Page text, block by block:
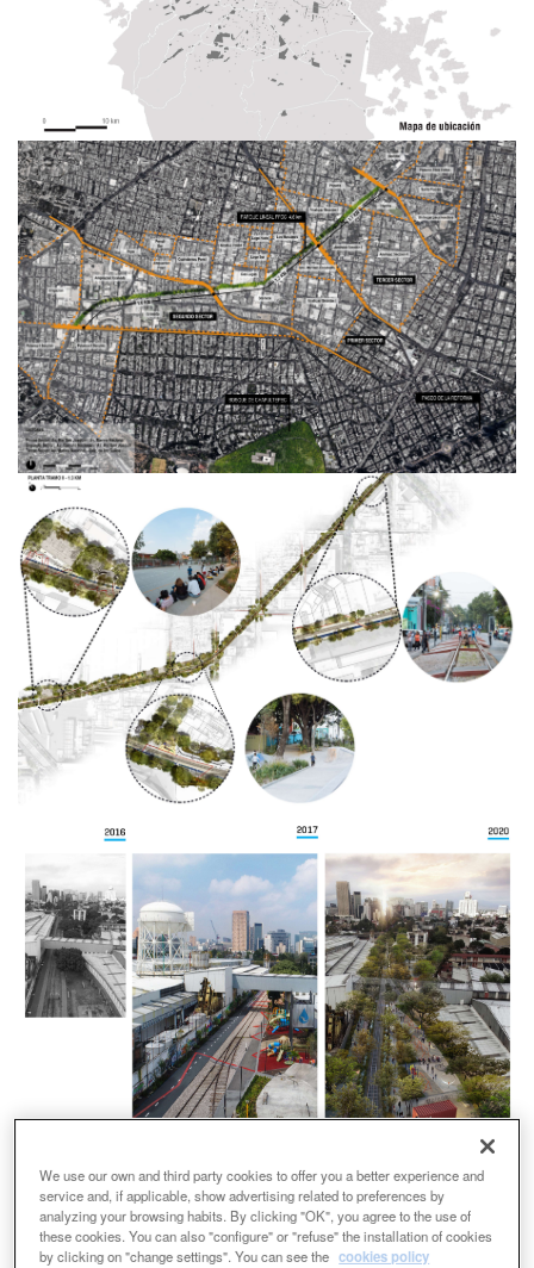
We use our own and third party cookies to offer you a better experience and
service and, if applicable, show advertising related to preferences by
analyzing your browsing habits. By clicking "OK", you agree to the use of
these cookies. You can also "configure" or "refuse" the installation of cookies
by clicking on "change settings". You can see the cookies policy